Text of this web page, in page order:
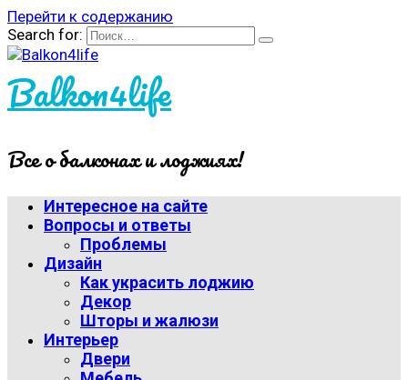
Перейти к содержанию
Search for:
Balkon4life
Все о балконах и лоджиях!
Интересное на сайте
Вопросы и ответы
Проблемы
Дизайн
Как украсить лоджию
Декор
Шторы и жалюзи
Интерьер
Двери